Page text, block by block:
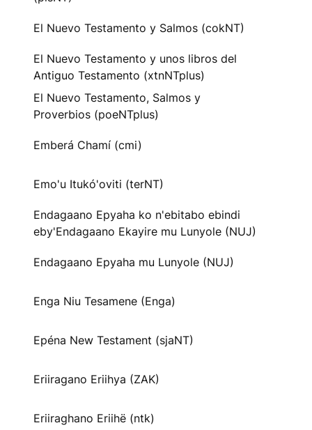
El Nuevo Testamento y Salmos (cokNT)
El Nuevo Testamento y unos libros del
Antiguo Testamento (xtnNTplus)
El Nuevo Testamento, Salmos y
Proverbios (poeNTplus)
Emberá Chamí (cmi)
Emo'u Itukó'oviti (terNT)
Endagaano Epyaha ko n'ebitabo ebindi
eby'Endagaano Ekayire mu Lunyole (NUJ)
Endagaano Epyaha mu Lunyole (NUJ)
Enga Niu Tesamene (Enga)
Epéna New Testament (sjaNT)
Eriiragano Eriihya (ZAK)
Eriiraghano Eriihë (ntk)